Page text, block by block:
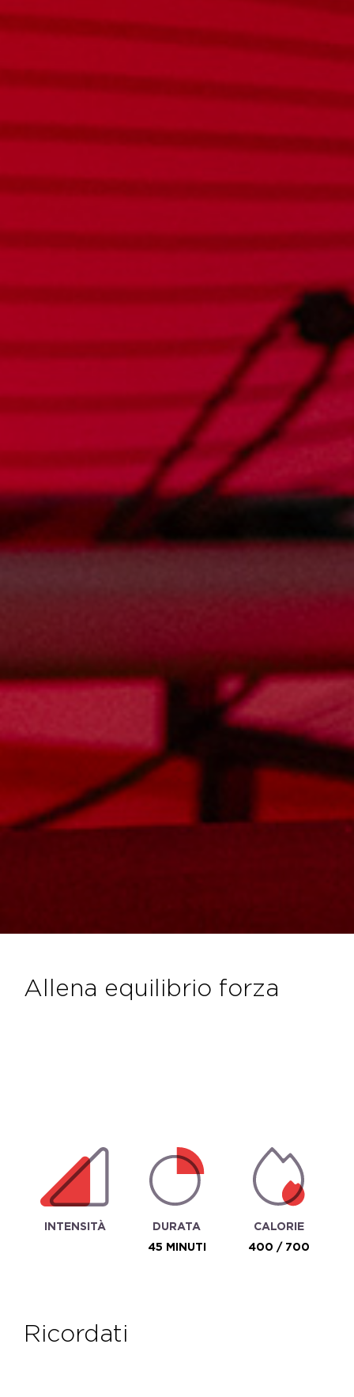
allena equilibrio forza
INTENSITÀ
DURATA
45 MINUTI
CALORIE
400 / 700
ricordati